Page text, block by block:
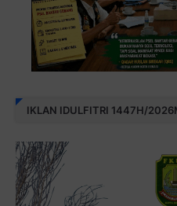
IKLAN IDULFITRI 1447H/